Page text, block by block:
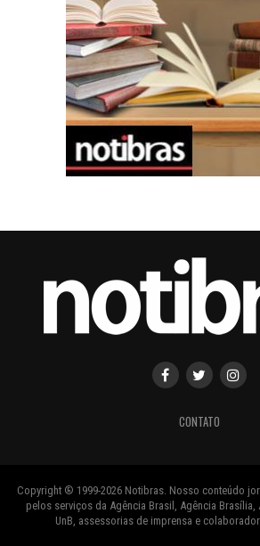
CONTATO
Copyright ® 1999-2026 Notibras. Nosso conteúdo
pelos serviços da Agência Brasil, Agência Brasília,
UnB, assessorias de imprensa e